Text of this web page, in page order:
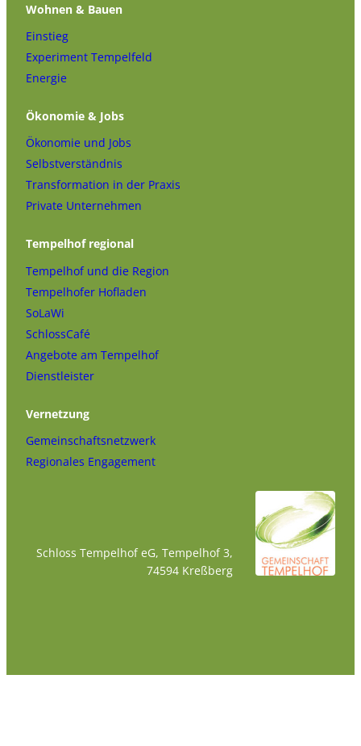
Wohnen & Bauen
Einstieg
Experiment Tempelfeld
Energie
Ökonomie & Jobs
Ökonomie und Jobs
Selbstverständnis
Transformation in der Praxis
Private Unternehmen
Tempelhof regional
Tempelhof und die Region
Tempelhofer Hofladen
SoLaWi
SchlossCafé
Angebote am Tempelhof
Dienstleister
Vernetzung
Gemeinschaftsnetzwerk
Regionales Engagement
Schloss Tempelhof eG, Tempelhof 3,
74594 Kreßberg